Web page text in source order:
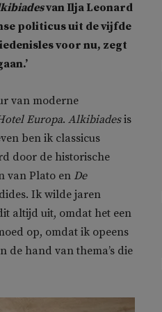
van Ilja Leonard
politicus uit de vijfde
voor nu, zegt
van moderne
Europa. Alkibiadesis
ben ik classicus
door de historische
van Plato en De
Ik wilde jaren
altijd uit, omdat het een
op, omdat ik opeens
de hand van thema’s die